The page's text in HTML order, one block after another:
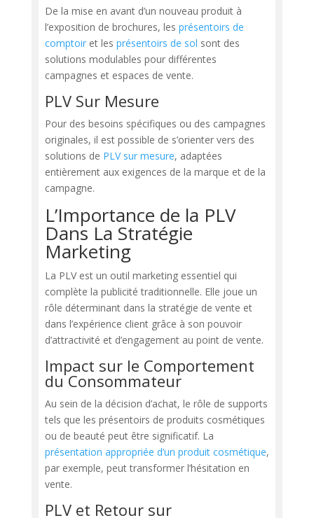
De la mise en avant d’un nouveau produit à
l’exposition de brochures, les présentoirs de
comptoiret les présentoirs de sol sont des
solutions modulables pour différentes
campagnes et espaces de vente.
PLV Sur Mesure
Pour des besoins spécifiques ou des campagnes
originales, il est possible de s’orienter vers des
solutions de PLV sur mesure, adaptées
entièrement aux exigences de la marque et de la
campagne.
L’Importance de la PLV
Dans La Stratégie
Marketing
La PLV est un outil marketing essentiel qui
complète la publicité traditionnelle. Elle joue un
rôle déterminant dans la stratégie de vente et
dans l’expérience client grâce à son pouvoir
d’attractivité et d’engagement au point de vente.
Impact sur le Comportement
du Consommateur
Au sein de la décision d’achat, le rôle de supports
tels que les présentoirs de produits cosmétiques
ou de beauté peut être significatif. La
présentation appropriée d’un produit cosmétique,
par exemple, peut transformer l’hésitation en
vente.
PLV et Retour sur